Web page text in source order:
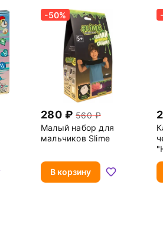
-50%
280
560
Малый набор для
мальчиков Slime
В корзину